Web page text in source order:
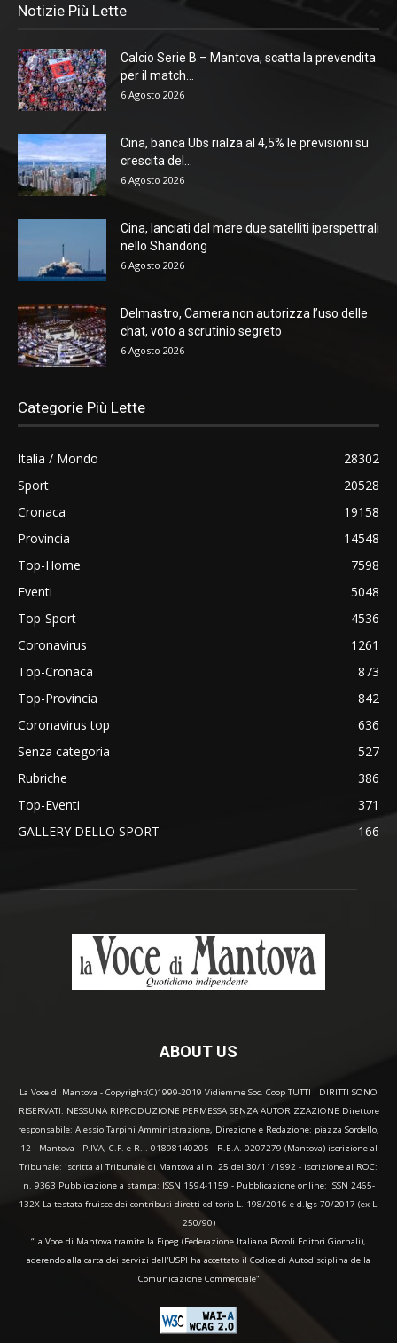
Notizie Più Lette
Calcio Serie B – Mantova, scatta la prevendita
per il match...
6 Agosto 2026
Cina, banca Ubs rialza al 4,5% le previsioni su
crescita del...
6 Agosto 2026
Cina, lanciati dal mare due satelliti iperspettrali
nello Shandong
6 Agosto 2026
Delmastro, Camera non autorizza l’uso delle
chat, voto a scrutinio segreto
6 Agosto 2026
Categorie Più Lette
Italia / Mondo
28302
Sport
20528
Cronaca
19158
Provincia
14548
Top-Home
7598
Eventi
5048
Top-Sport
4536
Coronavirus
1261
Top-Cronaca
873
Top-Provincia
842
Coronavirus top
636
Senza categoria
527
Rubriche
386
Top-Eventi
371
GALLERY DELLO SPORT
166
ABOUT US
La Voce di Mantova - Copyright(C)1999-2019 Vidiemme Soc. Coop TUTTI I DIRITTI SONO
RISERVATI. NESSUNA RIPRODUZIONE PERMESSA SENZA AUTORIZZAZIONE Direttore
responsabile: Alessio Tarpini Amministrazione, Direzione e Redazione: piazza Sordello,
12 - Mantova - P.IVA, C.F. e R.I. 01898140205 - R.E.A. 0207279 (Mantova) iscrizione al
Tribunale: iscritta al Tribunale di Mantova al n. 25 del 30/11/1992 - iscrizione al ROC:
n. 9363 Pubblicazione a stampa: ISSN 1594-1159 - Pubblicazione online: ISSN 2465-
132X La testata fruisce dei contributi diretti editoria L. 198/2016 e d.lgs 70/2017 (ex L.
250/90)
“La Voce di Mantova tramite la Fipeg (Federazione Italiana Piccoli Editori Giornali),
aderendo alla carta dei servizi dell'USPI ha accettato il Codice di Autodisciplina della
Comunicazione Commerciale"